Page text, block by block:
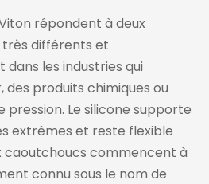
répondent à deux
différents et
les industries qui
produits chimiques ou
pression. Le silicone supporte
extrêmes et reste flexible
caoutchoucs commencent à
connu sous le nom de